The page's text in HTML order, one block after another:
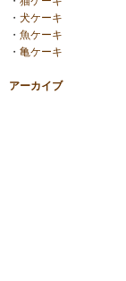
・ 犬ケーキ
・ 魚ケーキ
・ 亀ケーキ
アーカイブ